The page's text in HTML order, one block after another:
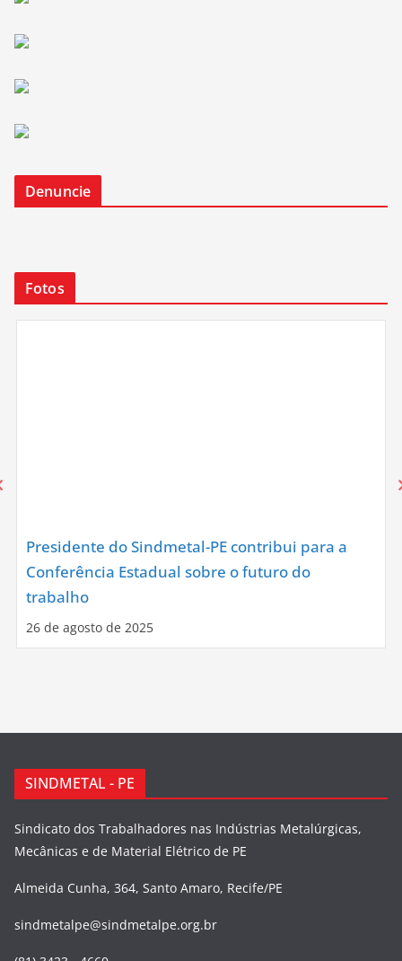
Denuncie
Fotos
Presidente do Sindmetal-PE contribui para a
Conferência Estadual sobre o futuro do
trabalho
26 de agosto de 2025
SINDMETAL - PE
Sindicato dos Trabalhadores nas Indústrias Metalúrgicas,
Mecânicas e de Material Elétrico de PE
Almeida Cunha, 364, Santo Amaro, Recife/PE
sindmetalpe@sindmetalpe.org.br